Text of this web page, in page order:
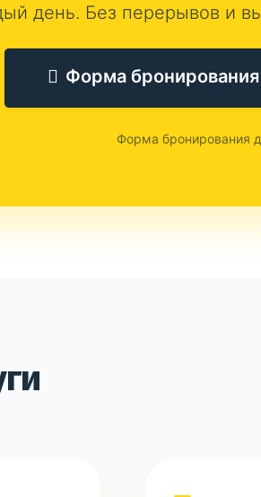
день. Без перерывов и
Форма бронирования
Форма бронирования